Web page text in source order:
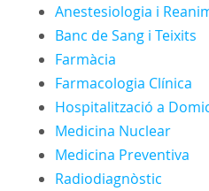
Anestesiologia i
Banc de Sang i Teixits
Farmàcia
Farmacologia Clínica
Hospitalització a
Medicina Nuclear
Medicina Preventiva
Radiodiagnòstic